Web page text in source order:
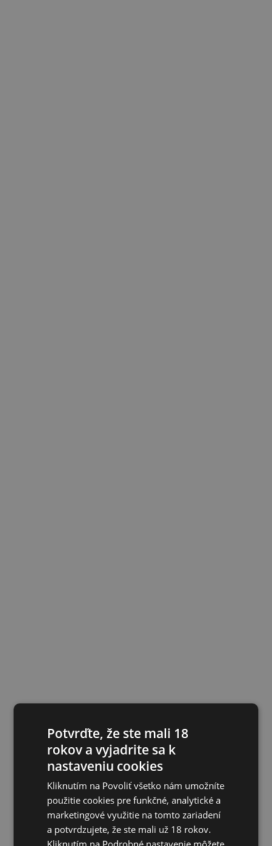
Potvrďte, že ste mali 18
rokov a vyjadrite sa k
nastaveniu cookies
Kliknutím na Povoliť všetko nám umožníte
použitie cookies pre funkčné, analytické a
marketingové využitie na tomto zariadení
a potvrdzujete, že ste mali už 18 rokov.